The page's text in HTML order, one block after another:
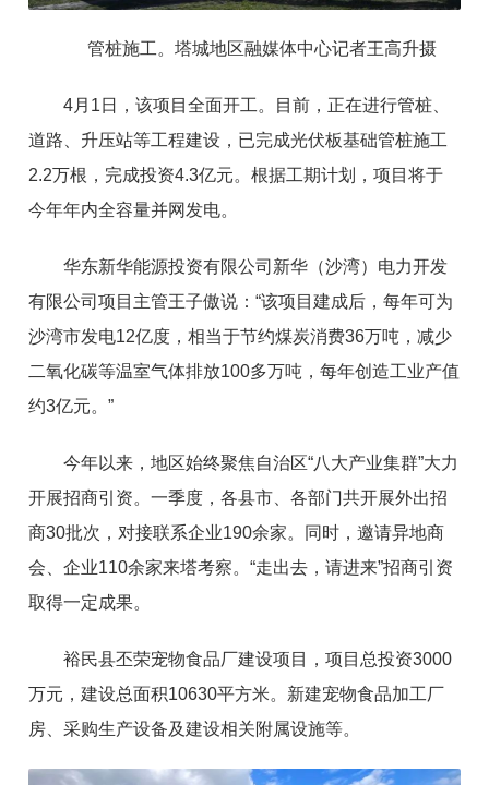
管桩施工。塔城地区融媒体中心记者王高升摄
4月1日，该项目全面开工。目前，正在进行管桩、
道路、升压站等工程建设，已完成光伏板基础管桩施工
2.2万根，完成投资4.3亿元。根据工期计划，项目将于
今年年内全容量并网发电。
华东新华能源投资有限公司新华（沙湾）电力开发
有限公司项目主管王子傲说：“该项目建成后，每年可为
沙湾市发电12亿度，相当于节约煤炭消费36万吨，减少
二氧化碳等温室气体排放100多万吨，每年创造工业产值
约3亿元。”
今年以来，地区始终聚焦自治区“八大产业集群”大力
开展招商引资。一季度，各县市、各部门共开展外出招
商30批次，对接联系企业190余家。同时，邀请异地商
会、企业110余家来塔考察。“走出去，请进来”招商引资
取得一定成果。
裕民县丕荣宠物食品厂建设项目，项目总投资3000
万元，建设总面积10630平方米。新建宠物食品加工厂
房、采购生产设备及建设相关附属设施等。